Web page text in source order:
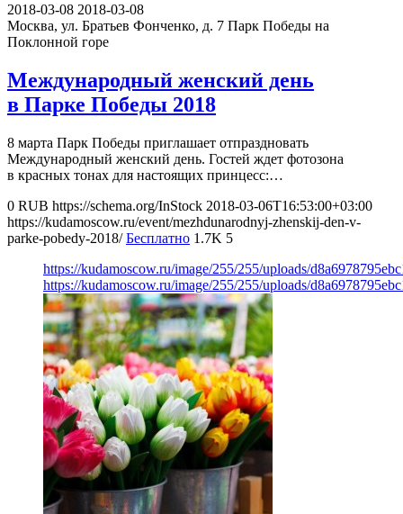
2018-03-08 2018-03-08
Москва, ул. Братьев Фонченко, д. 7 Парк Победы на
Поклонной горе
Международный женский день
в Парке Победы 2018
8 марта Парк Победы приглашает отпраздновать
Международный женский день. Гостей ждет фотозона
в красных тонах для настоящих принцесс:…
0 RUB https://schema.org/InStock 2018-03-06T16:53:00+03:00
https://kudamoscow.ru/event/mezhdunarodnyj-zhenskij-den-v-
parke-pobedy-2018/ Бесплатно 1.7K 5
https://kudamoscow.ru/image/255/255/uploads/
https://kudamoscow.ru/image/255/255/uploads/